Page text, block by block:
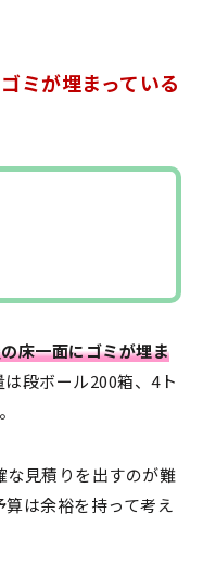
ミが埋まっている
床一面にゴミが埋ま
は段ボール200箱、4ト
な見積りを出すのが難
は余裕を持って考え